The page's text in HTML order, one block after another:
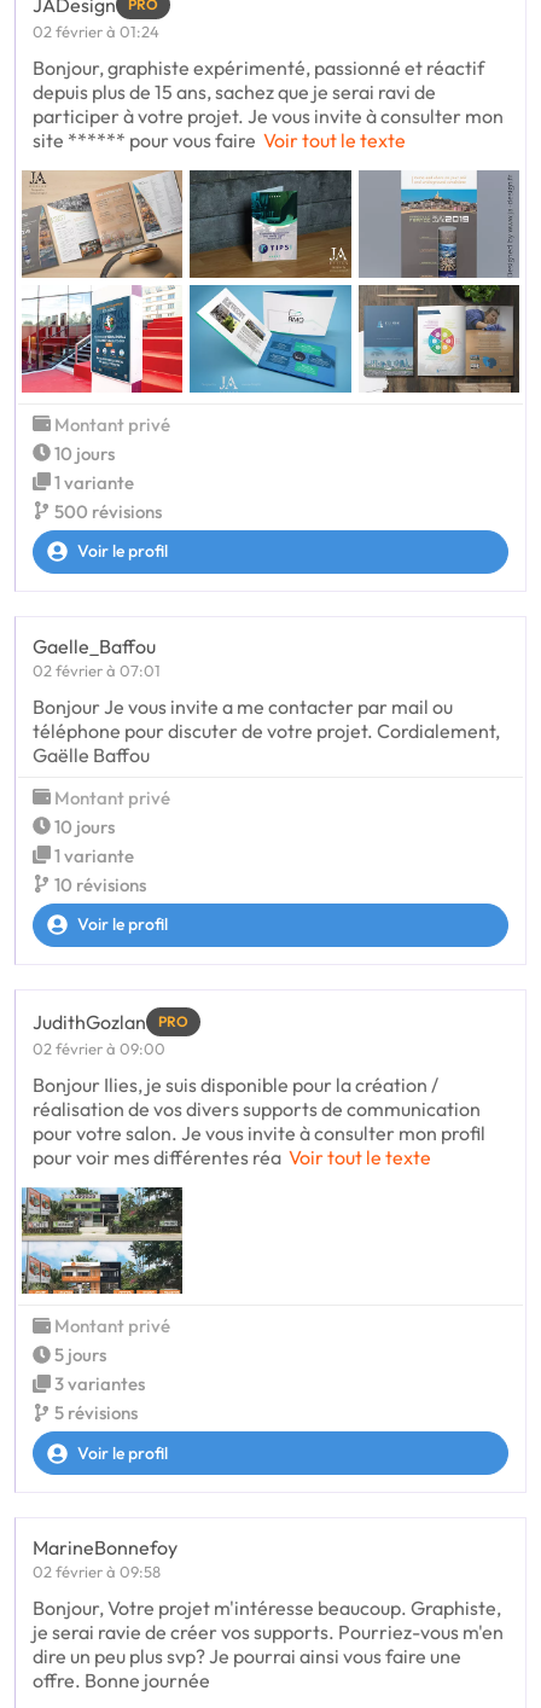
PRO
02 février à 01:24
Bonjour, graphiste expérimenté, passionné et réactif
depuis plus de 15 ans, sachez que je serai ravi de
participer à votre projet. Je vous invite à consulter mon
site ****** pour vous faire Voir tout le texte
Montant privé
10 jours
1 variante
500 révisions
Voir le profil
Gaelle_Baffou
02 février à 07:01
Bonjour Je vous invite a me contacter par mail ou
téléphone pour discuter de votre projet. Cordialement,
Gaëlle Baffou
Montant privé
10 jours
1 variante
10 révisions
Voir le profil
JudithGozlan PRO
02 février à 09:00
Bonjour Ilies, je suis disponible pour la création /
réalisation de vos divers supports de communication
pour votre salon. Je vous invite à consulter mon profil
pour voir mes différentes réa Voir tout le texte
Montant privé
5 jours
3 variantes
5 révisions
Voir le profil
MarineBonnefoy
02 février à 09:58
Bonjour, Votre projet m'intéresse beaucoup. Graphiste,
je serai ravie de créer vos supports. Pourriez-vous m'en
dire un peu plus svp? Je pourrai ainsi vous faire une
offre. Bonne journée